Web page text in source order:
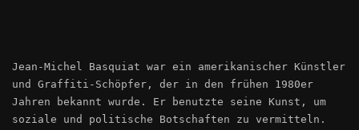
Jean-Michel Basquiat war ein amerikanischer Künstler
und Graffiti-Schöpfer, der in den frühen 1980er
Jahren bekannt wurde. Er benutzte seine Kunst, um
soziale und politische Botschaften zu vermitteln.